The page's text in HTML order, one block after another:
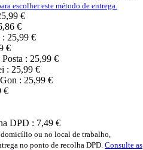
escolher este método de entrega.
€
€
: 25,99 €
€
: 25,99 €
: 25,99 €
: 25,99 €
€
DPD : 7,49 €
domicílio ou no local de trabalho,
no ponto de recolha DPD. Consulte as